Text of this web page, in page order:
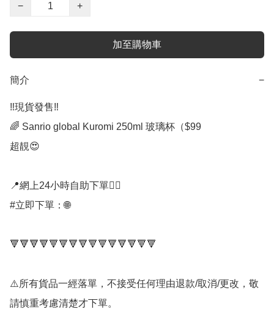
−
+
加至購物車
簡介 −
‼️現貨發售‼️
🌈 Sanrio global Kuromi 250ml 玻璃杯（$99
超靚😍
📍網上24小時自助下單👍🏻
#立即下單：🌐
🔻🔻🔻🔻🔻🔻🔻🔻🔻🔻🔻🔻🔻🔻🔻
⚠️所有貨品一經落單，不接受任何理由退款/取消/更改，敬
請慎重考慮清楚才下單。